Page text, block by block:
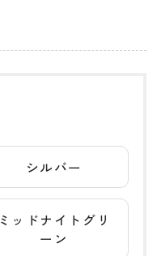
シルバー
ミッドナイトグリ
ーン